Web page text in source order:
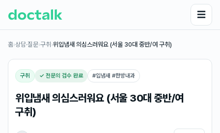
☰
홈›상담·질문›구취 ›위입냄새 의심스러워요 (서울 30대 중반/여 구취)
구취 ✓ 전문의 검수 완료 #입냄새 #한방내과
위입냄새 의심스러워요 (서울 30대 중반/여
구취)